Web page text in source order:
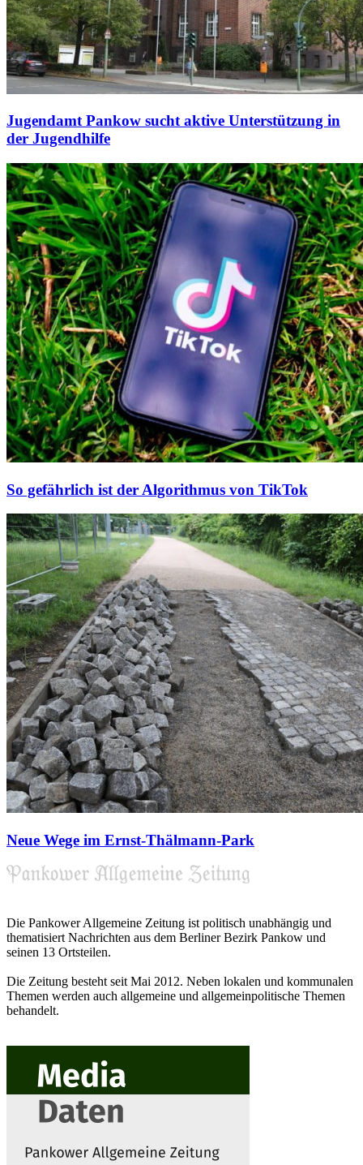
Jugendamt Pankow sucht aktive Unterstützung in
der Jugendhilfe
So gefährlich ist der Algorithmus von TikTok
Neue Wege im Ernst-Thälmann-Park
Die Pankower Allgemeine Zeitung ist politisch unabhängig und
thematisiert Nachrichten aus dem Berliner Bezirk Pankow und
seinen 13 Ortsteilen.
Die Zeitung besteht seit Mai 2012. Neben lokalen und kommunalen
Themen werden auch allgemeine und allgemeinpolitische Themen
behandelt.